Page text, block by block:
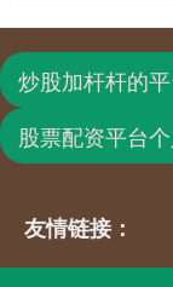
炒股加杆杆的
股票配资平台
友情链接：